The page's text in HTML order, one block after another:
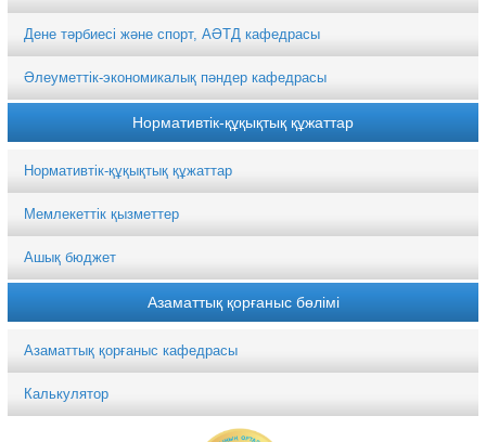
Дене тәрбиесі және спорт, АӘТД кафедрасы
Әлеуметтік-экономикалық пәндер кафедрасы
Нормативтік-құқықтық құжаттар
Нормативтік-құқықтық құжаттар
Мемлекеттік қызметтер
Ашық бюджет
Азаматтық қорғаныс бөлімі
Азаматтық қорғаныс кафедрасы
Калькулятор